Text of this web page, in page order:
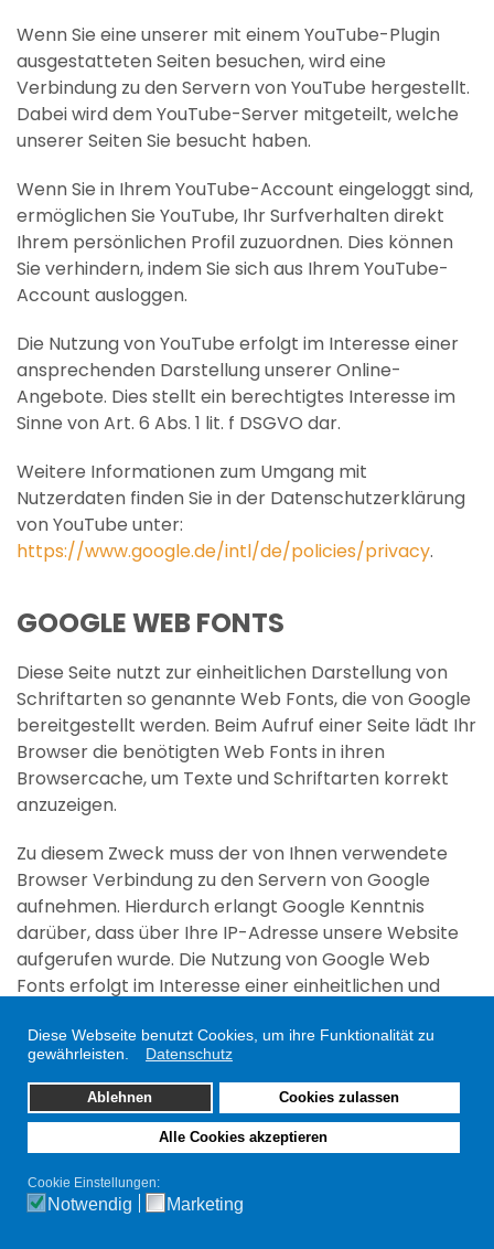
Diese Webseite benutzt Cookies, um ihre Funktionalität zu
gewährleisten.
Datenschutz
Ablehnen Cookies zulassen
Alle Cookies akzeptieren
Cookie Einstellungen:
Notwendig Marketing
Wenn Sie eine unserer mit einem YouTube-Plugin
ausgestatteten Seiten besuchen, wird eine
Verbindung zu den Servern von YouTube hergestellt.
Dabei wird dem YouTube-Server mitgeteilt, welche
unserer Seiten Sie besucht haben.
Wenn Sie in Ihrem YouTube-Account eingeloggt sind,
ermöglichen Sie YouTube, Ihr Surfverhalten direkt
Ihrem persönlichen Profil zuzuordnen. Dies können
Sie verhindern, indem Sie sich aus Ihrem YouTube-
Account ausloggen.
Die Nutzung von YouTube erfolgt im Interesse einer
ansprechenden Darstellung unserer Online-
Angebote. Dies stellt ein berechtigtes Interesse im
Sinne von Art. 6 Abs. 1 lit. f DSGVO dar.
Weitere Informationen zum Umgang mit
Nutzerdaten finden Sie in der Datenschutzerklärung
von YouTube unter:
https://www.google.de/intl/de/policies/privacy.
GOOGLE WEB FONTS
Diese Seite nutzt zur einheitlichen Darstellung von
Schriftarten so genannte Web Fonts, die von Google
bereitgestellt werden. Beim Aufruf einer Seite lädt Ihr
Browser die benötigten Web Fonts in ihren
Browsercache, um Texte und Schriftarten korrekt
anzuzeigen.
Zu diesem Zweck muss der von Ihnen verwendete
Browser Verbindung zu den Servern von Google
aufnehmen. Hierdurch erlangt Google Kenntnis
darüber, dass über Ihre IP-Adresse unsere Website
aufgerufen wurde. Die Nutzung von Google Web
Fonts erfolgt im Interesse einer einheitlichen und
Angebote. Dies stellt ein berechtigtes Interesse im
Sinne von Art. 6 Abs. 1 lit. f DSGVO dar.
Wenn Ihr Browser Web Fonts nicht unterstützt, wird
eine Standardschrift von Ihrem Computer genutzt.
Weitere Informationen zu Google Web Fonts finden
Sie unter